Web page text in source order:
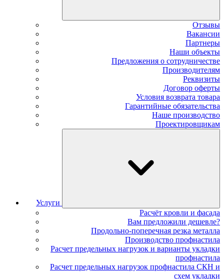
Отзывы
Вакансии
Партнеры
Наши объекты
Предложения о сотрудничестве
Производителям
Реквизиты
Договор оферты
Условия возврата товара
Гарантийные обязательства
Наше производство
Проектировщикам
Услуги
Расчёт кровли и фасада
Вам предложили дешевле?
Продольно-поперечная резка металла
Производство профнастила
Расчет предельных нагрузок и варианты укладки
профнастила
Расчет предельных нагрузок профнастила СКН и
схем укладки